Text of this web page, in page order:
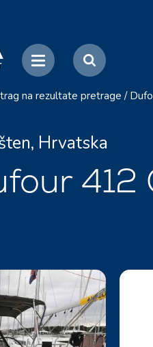
na rezultate pretrage /
Hrvatska
412